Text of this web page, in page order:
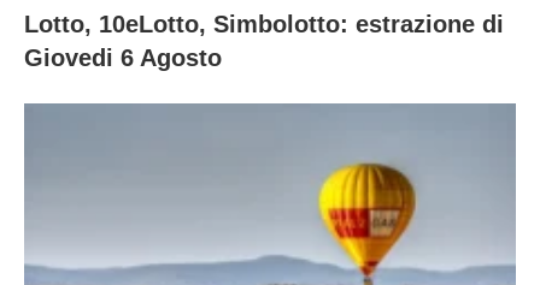
Lotto, 10eLotto, Simbolotto: estrazione di
Giovedi 6 Agosto